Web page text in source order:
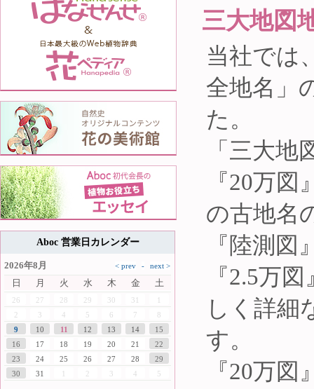
Aboc 営業日カレンダー
2026年8月
日
月 火 水 木 金 土
26 27 28 29 30 31
1
3 4 5 6 7
8
9
10 11 12 13 14
15
16
17 18 19 20 21
22
23
24 25 26 27 28
29
30
31 1 3 4 5
三大地図
当社では
全地名」
た。
「三大
『20万
の古地名
『陸測図
『2.5万
しく詳細
す。
『20万